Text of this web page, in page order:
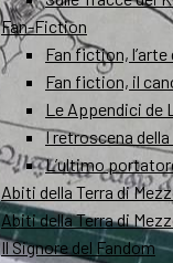
Fan-Fiction
Fan fiction,
Fan fiction, il
Le Appendici de
I retroscena
L’ultimo
Abiti della Terra di
Abiti della Terra di
Il Signore del Fandom